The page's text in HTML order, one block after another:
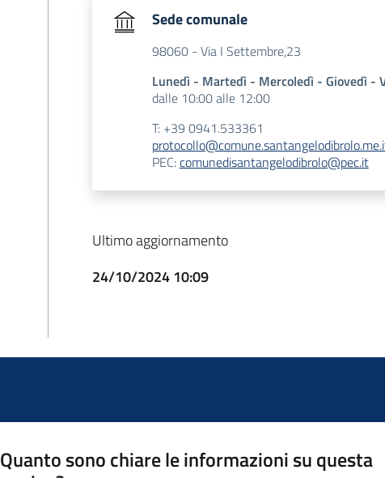
Sede comunale
98060 - Via I Settembre,23
Lunedì - Martedì - Mercoledì - Giovedì -
dalle 10:00 alle 12:00
T: +39 0941.533361
PEC:comunedisantangelodibrolo@pec.it
Ultimo aggiornamento
24/10/2024 10:09
Quanto sono chiare le informazioni su questa